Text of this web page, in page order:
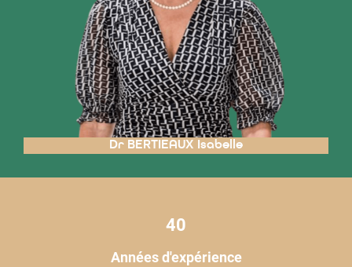
Dr BERTIEAUX Isabelle
40
Années d'expérience